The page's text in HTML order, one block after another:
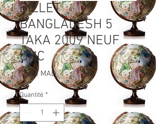
BILLET
BANGLADESH 5
TAKA 2009 NEUF
UNC
15,00 MADPrix
Quantité *